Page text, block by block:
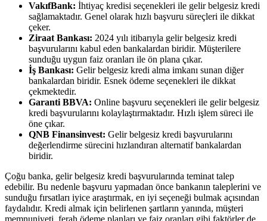
VakıfBank: İhtiyaç kredisi seçenekleri ile gelir belgesiz kredi
sağlamaktadır. Genel olarak hızlı başvuru süreçleri ile dikkat
çeker.
Ziraat Bankası: 2024 yılı itibarıyla gelir belgesiz kredi
başvurularını kabul eden bankalardan biridir. Müşterilere
sunduğu uygun faiz oranları ile ön plana çıkar.
İş Bankası: Gelir belgesiz kredi alma imkanı sunan diğer
bankalardan biridir. Esnek ödeme seçenekleri ile dikkat
çekmektedir.
Garanti BBVA: Online başvuru seçenekleri ile gelir belgesiz
kredi başvurularını kolaylaştırmaktadır. Hızlı işlem süreci ile
öne çıkar.
QNB Finansinvest: Gelir belgesiz kredi başvurularını
değerlendirme sürecini hızlandıran alternatif bankalardan
biridir.
Çoğu banka, gelir belgesiz kredi başvurularında teminat talep
edebilir. Bu nedenle başvuru yapmadan önce bankanın taleplerini ve
sunduğu fırsatları iyice araştırmak, en iyi seçeneği bulmak açısından
faydalıdır. Kredi almak için belirlenen şartların yanında, müşteri